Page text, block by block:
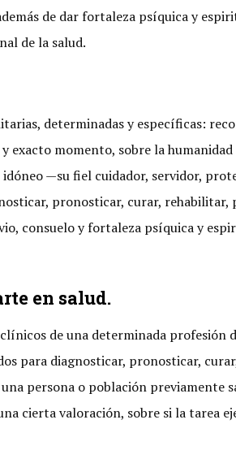
de dar fortaleza psíquica y
de la salud.
determinadas y específicas:
momento, sobre la
—su fiel cuidador, servidor,
pronosticar, curar,
consuelo y fortaleza psíquica y
en salud.
de una determinada
para diagnosticar, pronosticar,
persona o población previamente
cierta valoración, sobre si la tarea